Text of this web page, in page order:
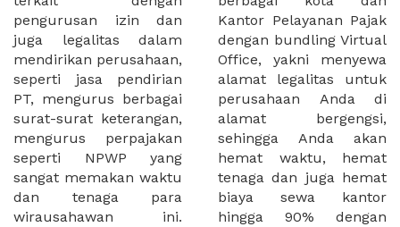
pengurusan izin dan
juga legalitas dalam
mendirikan perusahaan,
seperti jasa pendirian
PT, mengurus berbagai
surat-surat keterangan,
mengurus perpajakan
seperti NPWP yang
sangat memakan waktu
dan tenaga para
wirausahawan ini.
Kantor Pelayanan Pajak
dengan bundling Virtual
Office, yakni menyewa
alamat legalitas untuk
perusahaan Anda di
alamat bergengsi,
sehingga Anda akan
hemat waktu, hemat
tenaga dan juga hemat
biaya sewa kantor
hingga 90% dengan